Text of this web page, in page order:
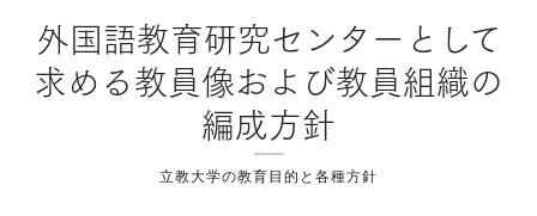
外国語教育研究センターとして
求める教員像および教員組織の
編成方針
立教大学の教育目的と各種方針